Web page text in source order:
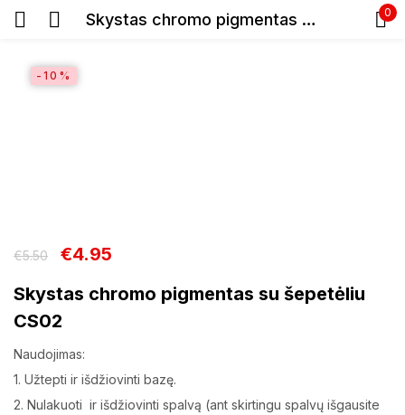
Skystas chromo pigmentas su šepetėliu CS02 0
-10%
€5.50 €4.95
Skystas chromo pigmentas su šepetėliu
CS02
Naudojimas:
1. Užtepti ir išdžiovinti bazę.
2. Nulakuoti ir išdžiovinti spalvą (ant skirtingu spalvų išgausite
Prisijungti